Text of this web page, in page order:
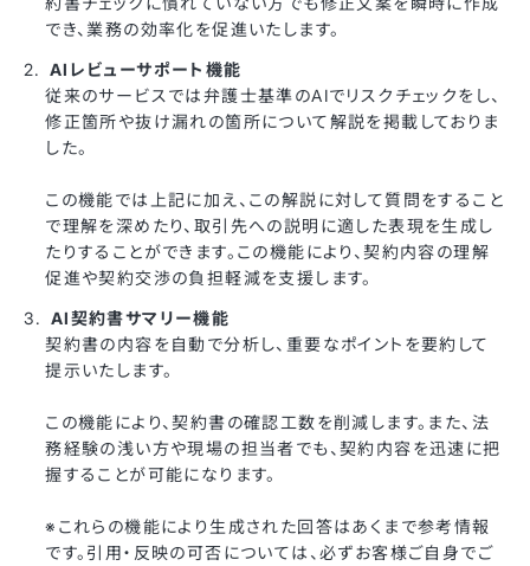
でき、業務の効率化を促進いたします。
AIレビューサポート機能
従来のサービスでは弁護士基準のAIでリスクチェックをし、
修正箇所や抜け漏れの箇所について解説を掲載しておりま
した。
この機能では上記に加え、この解説に対して質問をすること
で理解を深めたり、取引先への説明に適した表現を生成し
たりすることができます。この機能により、契約内容の理解
促進や契約交渉の負担軽減を支援します。
AI契約書サマリー機能
契約書の内容を自動で分析し、重要なポイントを要約して
提示いたします。
この機能により、契約書の確認工数を削減します。また、法
務経験の浅い方や現場の担当者でも、契約内容を迅速に把
握することが可能になります。
※これらの機能により生成された回答はあくまで参考情報
です。引用・反映の可否については、必ずお客様ご自身でご